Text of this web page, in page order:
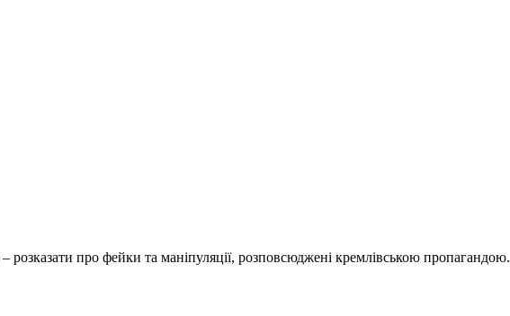
про фейки та маніпуляції, розповсюджені кремлівською пропагандою.